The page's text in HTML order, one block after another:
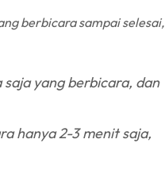
berbicara sampai selesai,
yang berbicara, dan
hanya 2-3 menit saja,